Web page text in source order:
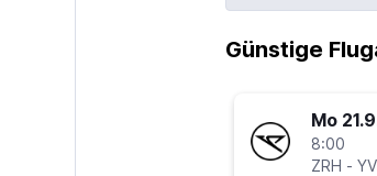
Günstige
Mo
8:00
ZRH -